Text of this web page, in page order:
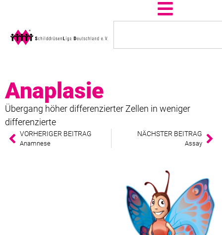
Anaplasie
Übergang höher differenzierter Zellen in weniger
differenzierte
VORHERIGER BEITRAG
Anamnese
NÄCHSTER BEITRAG
Assay